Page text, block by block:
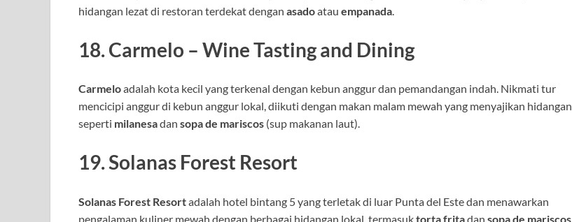
hidangan lezat di restoran terdekat dengan asadoatau empanada
18.Carmelo – Wine Tasting and Dining
Carmeloadalah kota kecil yang terkenal dengan kebun anggur dan pemandangan indah. Nikmati tur
mencicipi anggur di kebun anggur lokal, diikuti dengan makan malam mewah yang menyajikan hidangan
seperti milanesadan sopa de mariscos (sup makanan laut).
19.Solanas Forest Resort
Solanas Forest Resortadalah hotel bintang 5 yang terletak di luar Punta del Este dan menawarkan
pengalaman kuliner mewah dengan berbagai hidangan lokal, termasuktorta fritadan sopa de mariscos